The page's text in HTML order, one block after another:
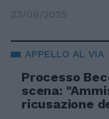
23/09/2025
APPELLO AL VIA
Processo
scena:
ricusazione